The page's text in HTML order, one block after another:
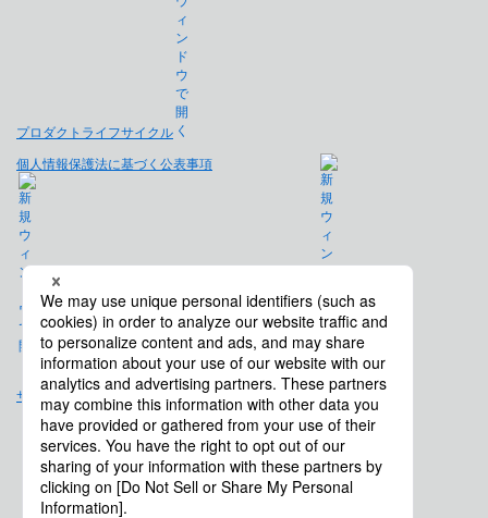
プロダクトライフサイクル
個人情報保護法に基づく公表事項
免責事項
サイトマップ